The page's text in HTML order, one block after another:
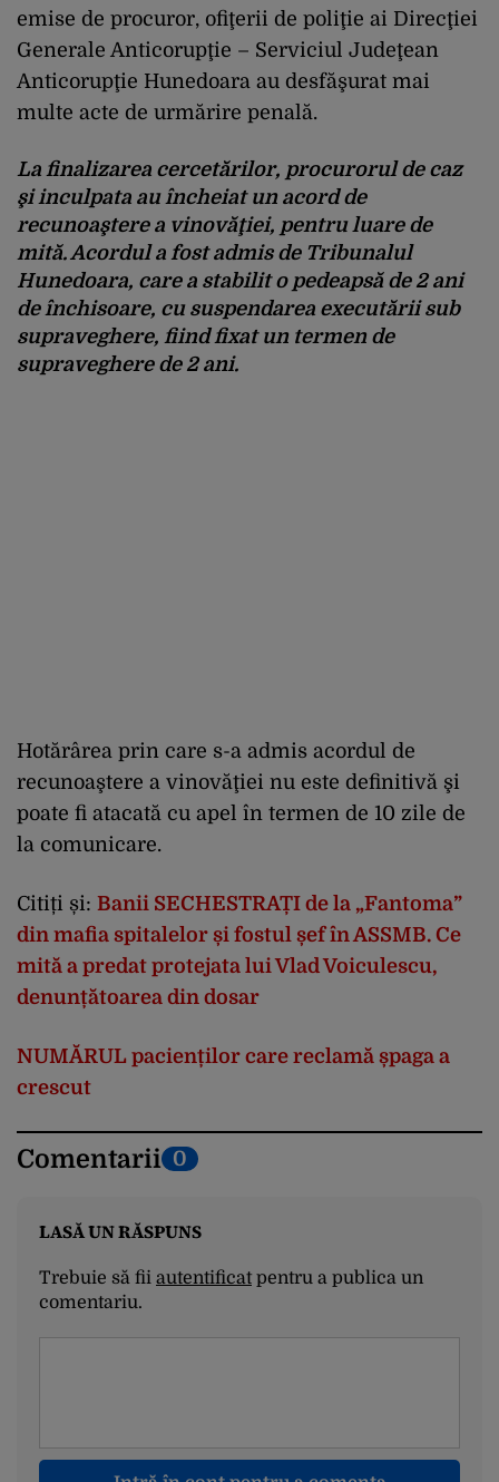
emise de procuror, ofiţerii de poliţie ai Direcţiei
Generale Anticorupţie – Serviciul Judeţean
Anticorupţie Hunedoara au desfăşurat mai
multe acte de urmărire penală.
La finalizarea cercetărilor, procurorul de caz
şi inculpata au încheiat un acord de
recunoaştere a vinovăţiei, pentru luare de
mită. Acordul a fost admis de Tribunalul
Hunedoara, care a stabilit o pedeapsă de 2 ani
de închisoare, cu suspendarea executării sub
supraveghere, fiind fixat un termen de
supraveghere de 2 ani.
Hotărârea prin care s-a admis acordul de
recunoaştere a vinovăţiei nu este definitivă şi
poate fi atacată cu apel în termen de 10 zile de
la comunicare.
Citiți și: Banii SECHESTRAȚI de la „Fantoma”
din mafia spitalelor și fostul șef în ASSMB. Ce
mită a predat protejata lui Vlad Voiculescu,
denunțătoarea din dosar
NUMĂRUL pacienților care reclamă șpaga a
crescut
Comentarii 0
LASĂ UN RĂSPUNS
Trebuie să fii autentificatpentru a publica un
comentariu.